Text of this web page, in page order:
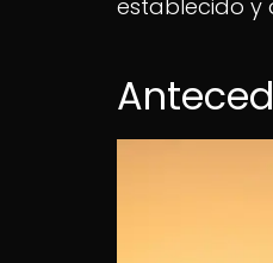
establecido y